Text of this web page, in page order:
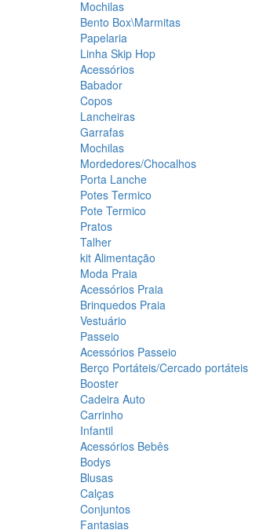
Mochilas
Bento Box\Marmitas
Papelaria
Linha Skip Hop
Acessórios
Babador
Copos
Lancheiras
Garrafas
Mochilas
Mordedores/Chocalhos
Porta Lanche
Potes Termico
Pote Termico
Pratos
Talher
kit Alimentação
Moda Praia
Acessórios Praia
Brinquedos Praia
Vestuário
Passeio
Acessórios Passeio
Berço Portáteis/Cercado portáteis
Booster
Cadeira Auto
Carrinho
Infantil
Acessórios Bebês
Bodys
Blusas
Calças
Conjuntos
Fantasias